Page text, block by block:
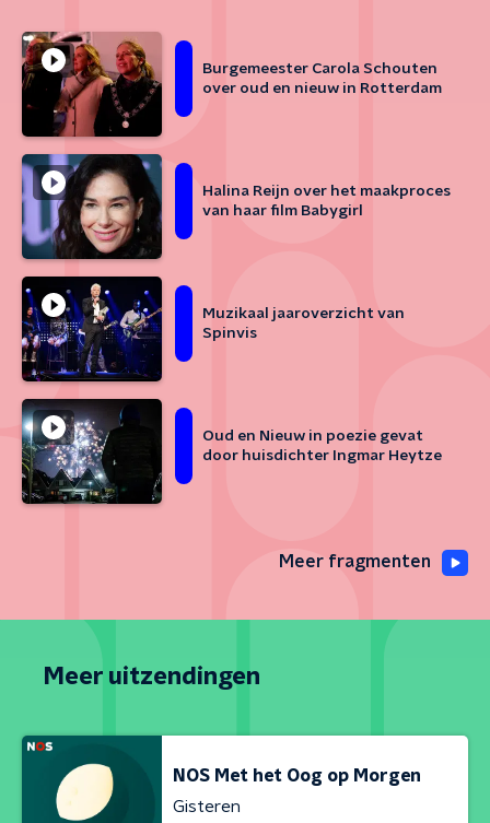
Burgemeester Carola Schouten
over oud en nieuw in Rotterdam
Halina Reijn over het maakproces
van haar film Babygirl
Muzikaal jaaroverzicht van
Spinvis
Oud en Nieuw in poezie gevat
door huisdichter Ingmar Heytze
Meer fragmenten
Meer uitzendingen
NOS Met het Oog op Morgen
Gisteren